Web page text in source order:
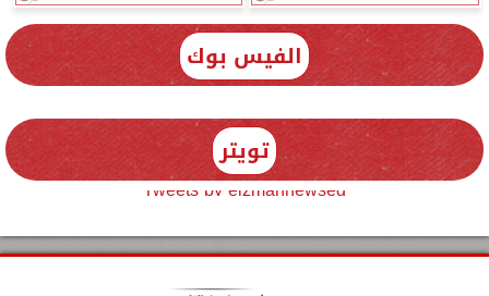
الفيس بوك
تويتر
Tweets by elzmannewseg